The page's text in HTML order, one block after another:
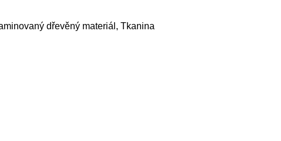
dřevěný materiál, Tkanina